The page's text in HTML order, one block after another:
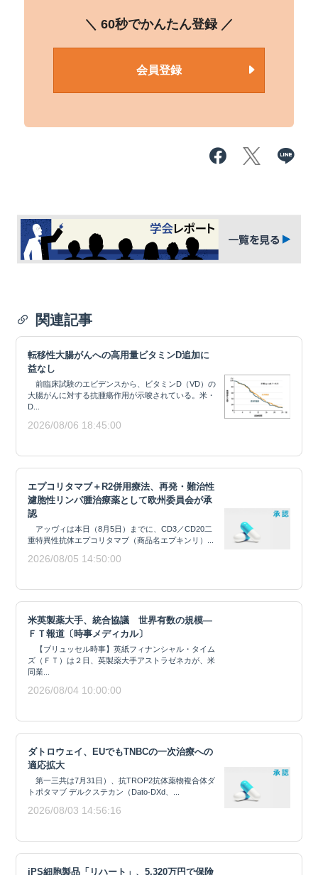
＼ 60秒でかんたん登録 ／
会員登録
関連記事
転移性大腸がんへの高用量ビタミンD追加に
益なし
前臨床試験のエビデンスから、ビタミンD（VD）の
大腸がんに対する抗腫瘍作用が示唆されている。米・
D...
2026/08/06 18:45:00
エプコリタマブ＋R2併用療法、再発・難治性
濾胞性リンパ腫治療薬として欧州委員会が承
認
アッヴィは本日（8月5日）までに、CD3／CD20二
重特異性抗体エプコリタマブ（商品名エプキンリ）...
2026/08/05 14:50:00
米英製薬大手、統合協議 世界有数の規模―
ＦＴ報道〔時事メディカル〕
【ブリュッセル時事】英紙フィナンシャル・タイム
ズ（ＦＴ）は２日、英製薬大手アストラゼネカが、米
同業...
2026/08/04 10:00:00
ダトロウェイ、EUでもTNBCの一次治療への
適応拡大
第一三共は7月31日）、抗TROP2抗体薬物複合体ダ
トポタマブ デルクステカン（Dato-DXd、...
2026/08/03 14:56:16
iPS細胞製品「リハート」、5,320万円で保険